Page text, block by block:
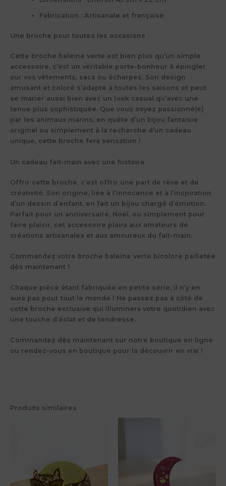
Fabrication : Artisanale et française
Une broche pour toutes les occasions
Cette broche baleine verte est bien plus qu’un simple
accessoire, c’est un véritable porte-bonheur à épingler
sur vos vêtements, sacs ou écharpes. Son design
amusant et coloré s’adapte à toutes les saisons et peut
se marier aussi bien avec un look casual qu’avec une
tenue plus sophistiquée. Que vous soyez passionné(e)
par les animaux marins, en quête d’un bijou fantaisie
original ou simplement à la recherche d’un cadeau
unique, cette broche fera sensation !
Un cadeau fait-main avec une histoire
Offrir cette broche, c’est offrir une part de rêve et de
créativité. Son origine, liée à l’innocence et à l’inspiration
d’un dessin d’enfant, en fait un bijou chargé d’émotion.
Parfait pour un anniversaire, Noël, ou simplement pour
faire plaisir, cet accessoire plaira aux amateurs de
créations artisanales et aux amoureux du fait-main.
Commandez votre broche baleine verte bicolore pailletée
dès maintenant !
Chaque pièce étant fabriquée en petite série, il n’y en
aura pas pour tout le monde ! Ne passez pas à côté de
cette broche exclusive qui illuminera votre quotidien avec
une touche d’éclat et de tendresse.
Commandez dès maintenant sur notre boutique en ligne
ou rendez-vous en boutique pour la découvrir en vrai !
Produits similaires